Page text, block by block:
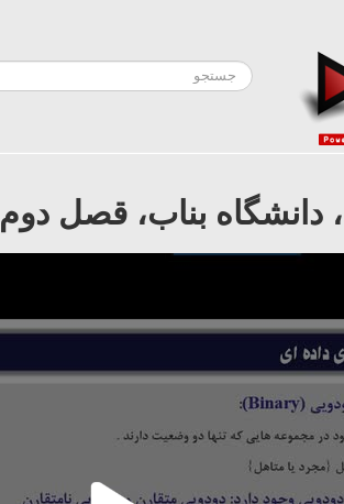
بناب، قصل دوم1: داده های خود را بشناسید